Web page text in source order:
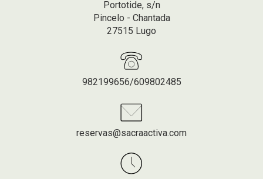
Portotide, s/n
Pincelo - Chantada
27515 Lugo
982199656/609802485
reservas@sacraactiva.com